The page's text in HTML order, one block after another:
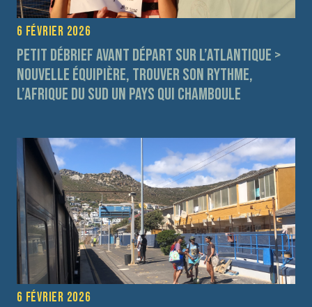
6 février 2026
Petit débrief avant départ sur l’Atlantique >
Nouvelle équipière, trouver son rythme,
l’Afrique du Sud un pays qui chamboule
6 février 2026